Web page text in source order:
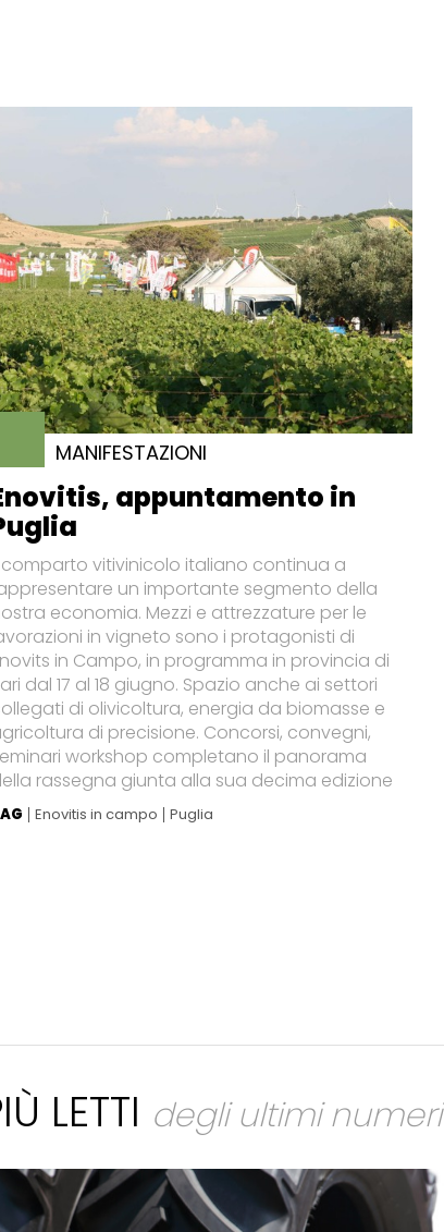
MANIFESTAZIONI
appuntamento in
comparto vitivinicolo italiano continua a
un importante segmento della
economia. Mezzi e attrezzature per le
in vigneto sono i protagonisti di
in Campo, in programma in provincia di
dal 17 al 18 giugno. Spazio anche ai settori
di olivicoltura, energia da biomasse e
di precisione. Concorsi, convegni,
workshop completano il panorama
rassegna giunta alla sua decima edizione
Enovitis in campo Puglia
LETTI degli ultimi numeri